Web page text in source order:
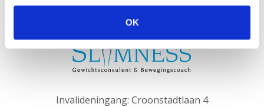
OK
SLIMNESS in het kort
Invalideningang: Croonstadtlaan 4